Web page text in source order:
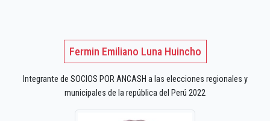
Fermin Emiliano Luna Huincho
Integrante de SOCIOS POR ANCASH a las elecciones regionales y
municipales de la república del Perú 2022